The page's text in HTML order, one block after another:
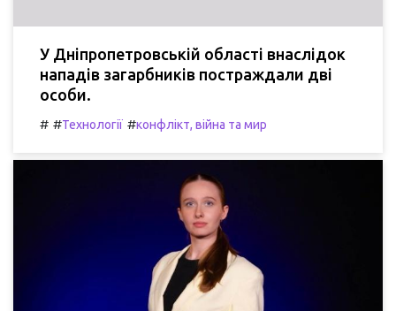
У Дніпропетровській області внаслідок
нападів загарбників постраждали дві
особи.
# #Технології #конфлікт, війна та мир